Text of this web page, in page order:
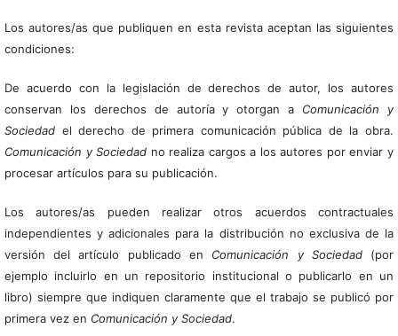
Los autores/as que publiquen en esta revista aceptan las siguientes
condiciones:
De acuerdo con la legislación de derechos de autor, los autores
conservan los derechos de autoría y otorgan a Comunicación y
Sociedadel derecho de primera comunicación pública de la obra.
Comunicación y Sociedad no realiza cargos a los autores por enviar y
procesar artículos para su publicación.
Los autores/as pueden realizar otros acuerdos contractuales
independientes y adicionales para la distribución no exclusiva de la
versión del artículo publicado en Comunicación y Sociedad(por
ejemplo incluirlo en un repositorio institucional o publicarlo en un
libro) siempre que indiquen claramente que el trabajo se publicó por
primera vez en Comunicación y Sociedad.